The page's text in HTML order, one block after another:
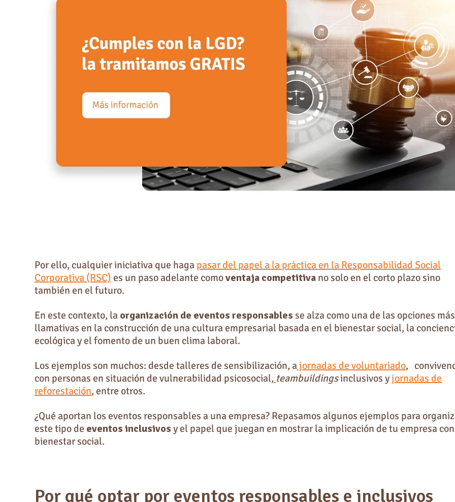
Por ello, cualquier iniciativa que haga pasar del papel a la práctica en la Responsabilidad Social
Corporativa (RSC) es un paso adelante comoventaja competitiva no solo en el corto plazo sino
también en el futuro.
En este contexto, la organización de eventos responsables se alza como una de las opciones más
llamativas en la construcción de una cultura empresarial basada en el bienestar social, la
ecológica y el fomento de un buen clima laboral.
Los ejemplos son muchos: desde talleres de sensibilización, a jornadas de voluntariado,
con personas en situación de vulnerabilidad psicosocial, teambuildingsinclusivos yjornadas de
reforestación, entre otros.
¿Qué aportan los eventos responsables a una empresa? Repasamos algunos ejemplos para
este tipo de eventos inclusivos y el papel que juegan en mostrar la implicación de tu empresa
bienestar social.
Por qué optar por eventos responsables e inclusivos